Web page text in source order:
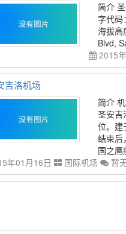
简介
字代码
海拔高
Blvd,
2015
吉洛机场
简介
圣安吉
位。建
结束后
国之鹰
年01月16日
国际机场 暂